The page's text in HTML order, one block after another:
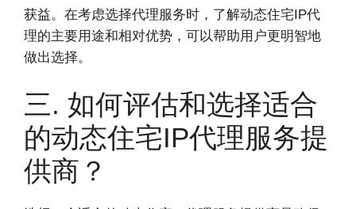
获益。在考虑选择代理服务时，了解动态住宅IP代
理的主要用途和相对优势，可以帮助用户更明智地
做出选择。
三. 如何评估和选择适合
的动态住宅IP代理服务提
供商？